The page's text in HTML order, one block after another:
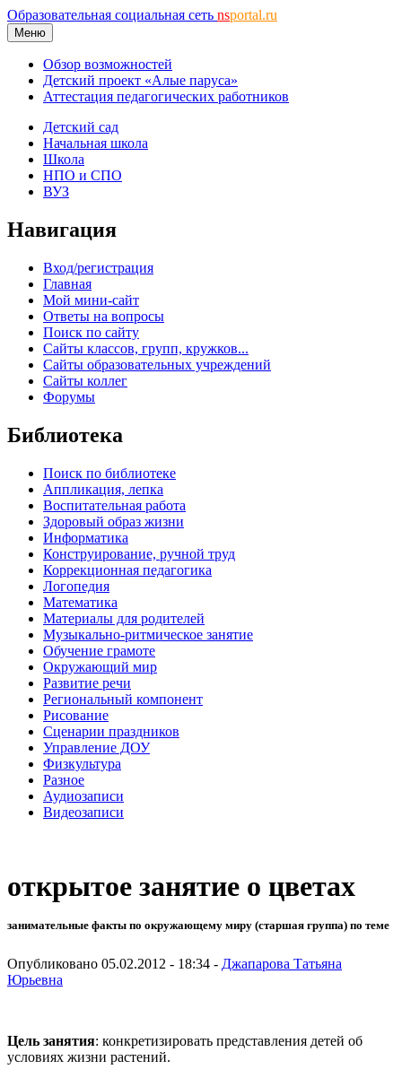
Образовательная социальная сеть nsportal.ru
Меню
Обзор возможностей
Детский проект «Алые паруса»
Аттестация педагогических работников
Детский сад
Начальная школа
Школа
НПО и СПО
ВУЗ
Навигация
Вход/регистрация
Главная
Мой мини-сайт
Ответы на вопросы
Поиск по сайту
Сайты классов, групп, кружков...
Сайты образовательных учреждений
Сайты коллег
Форумы
Библиотека
Поиск по библиотеке
Аппликация, лепка
Воспитательная работа
Здоровый образ жизни
Информатика
Конструирование, ручной труд
Коррекционная педагогика
Логопедия
Математика
Материалы для родителей
Музыкально-ритмическое занятие
Обучение грамоте
Окружающий мир
Развитие речи
Региональный компонент
Рисование
Сценарии праздников
Управление ДОУ
Физкультура
Разное
Аудиозаписи
Видеозаписи
открытое занятие о цветах
занимательные факты по окружающему миру (старшая группа) по теме
Опубликовано 05.02.2012 - 18:34 - Джапарова Татьяна
Юрьевна
Цель занятия: конкретизировать представления детей об
условиях жизни растений.